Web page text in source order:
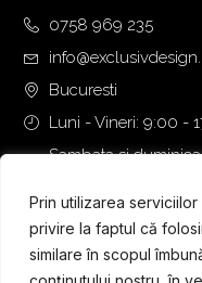
Prin utilizarea
privire la faptul că
similare în scopul
0758 969 235
Bucuresti
Luni - Vineri: 9:00 -
Sambata si